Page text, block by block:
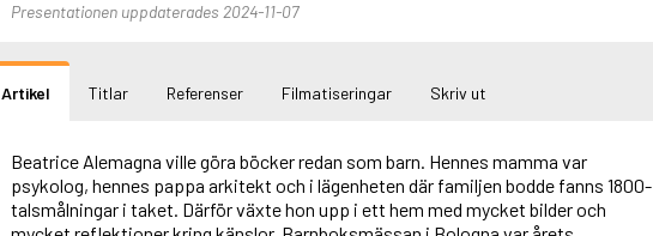
Presentationen uppdaterades 2024-11-07
Artikel Titlar Referenser Filmatiseringar Skriv ut
Beatrice Alemagna ville göra böcker redan som barn. Hennes mamma var
psykolog, hennes pappa arkitekt och i lägenheten där familjen bodde fanns 1800-
talsmålningar i taket. Därför växte hon upp i ett hem med mycket bilder och